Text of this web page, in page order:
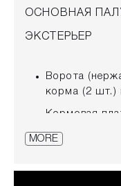
ОСНОВНАЯ
ЭКСТЕРЬЕР
Ворота
корма (2 шт.)
Кормовая
нержавеющей
MORE